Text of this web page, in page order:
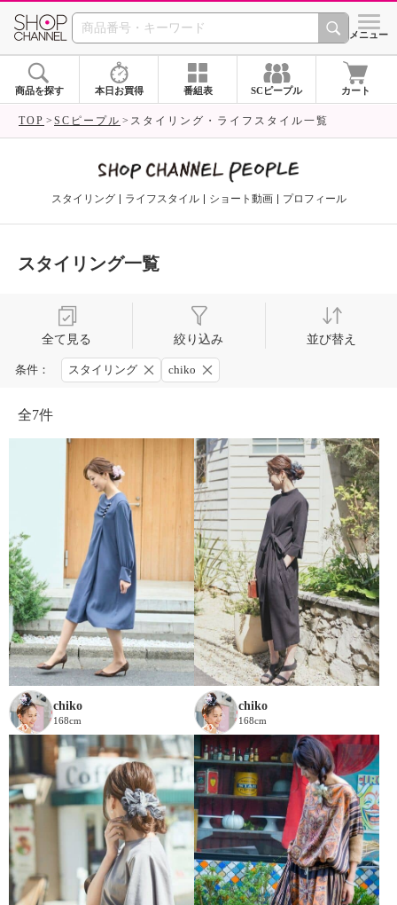
SHOP CHANNEL シメニュー
商品を探す 本日お買得 番組表 SCピープル カート
TOP SCピープル スタイリング・ライフスタイル一覧
スタイリング ライフスタイル ショート動画 プロフィール
スタイリング一覧
全て見る 絞り込み 並び替え
条件： スタイリング chiko
全7件
chiko
168cm
chiko
168cm